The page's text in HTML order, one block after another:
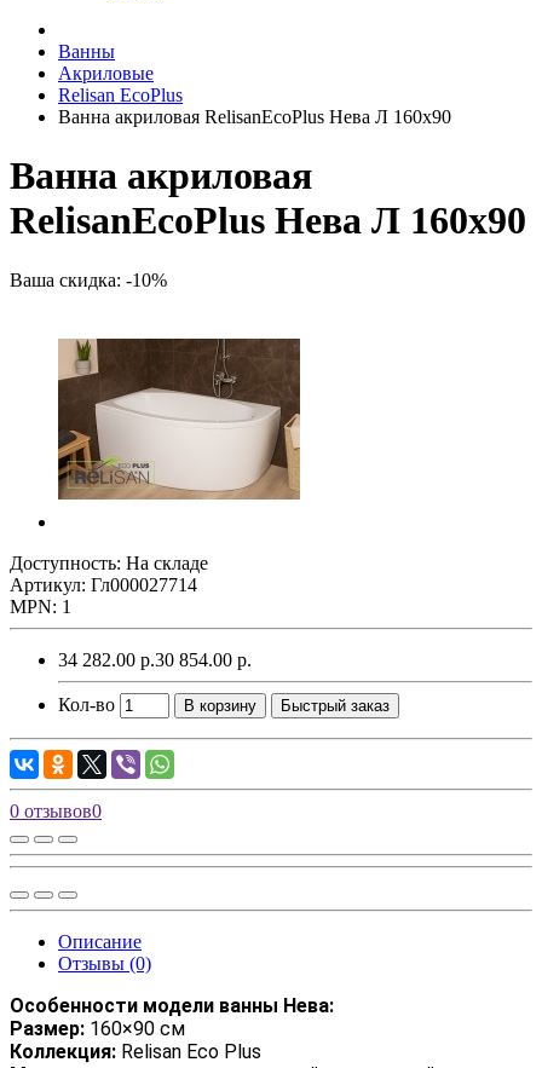
Ванны
Акриловые
Relisan EcoPlus
Ванна акриловая RelisanEcoPlus Нева Л 160х90
Ванна акриловая
RelisanEcoPlus Нева Л 160х90
Ваша скидка: -10%
Доступность: На складе
Артикул: Гл000027714
MPN: 1
34 282.00 р.30 854.00 р.
Кол-во В корзину Быстрый заказ
0 отзывов0
Описание
Отзывы (0)
Особенности модели ванны Нева:
Размер: 160×90 см
Коллекция: Relisan Eco Plus